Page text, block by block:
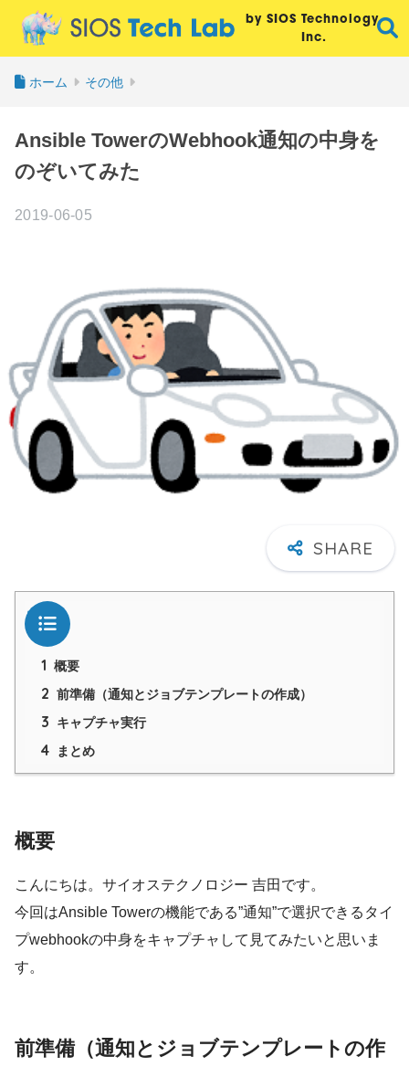
by SIOS Technology,
Inc.
ホーム その他
Ansible TowerのWebhook通知の中身を
のぞいてみた
2019-06-05
目次
1 概要
2 前準備（通知とジョブテンプレートの作成）
3 キャプチャ実行
4 まとめ
概要
こんにちは。サイオステクノロジー 吉田です。
今回はAnsible Towerの機能である”通知”で選択できるタイ
プwebhookの中身をキャプチャして見てみたいと思いま
す。
前準備（通知とジョブテンプレートの作